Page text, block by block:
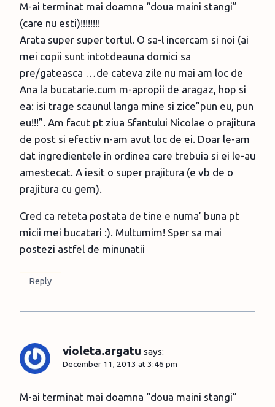
M-ai terminat mai doamna “doua maini stangi”
(care nu esti)!!!!!!!!
Arata super super tortul. O sa-l incercam si noi (ai
mei copii sunt intotdeauna dornici sa
pre/gateasca …de cateva zile nu mai am loc de
Ana la bucatarie.cum m-apropii de aragaz, hop si
ea: isi trage scaunul langa mine si zice”pun eu, pun
eu!!!”. Am facut pt ziua Sfantului Nicolae o prajitura
de post si efectiv n-am avut loc de ei. Doar le-am
dat ingredientele in ordinea care trebuia si ei le-au
amestecat. A iesit o super prajitura (e vb de o
prajitura cu gem).
Cred ca reteta postata de tine e numa’ buna pt
micii mei bucatari :). Multumim! Sper sa mai
postezi astfel de minunatii
Reply
violeta.argatu says:
December 11, 2013 at 3:46 pm
M-ai terminat mai doamna “doua maini stangi”